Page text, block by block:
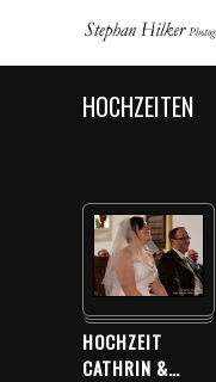
HOCHZEITEN
HOCHZEIT
CATHRIN &…